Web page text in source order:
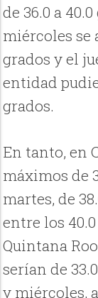
de 36.0 a
miércoles se
grados y el
entidad
grados.
En tanto, en
máximos de
martes, de
entre los
Quintana
serían de
y miércoles,